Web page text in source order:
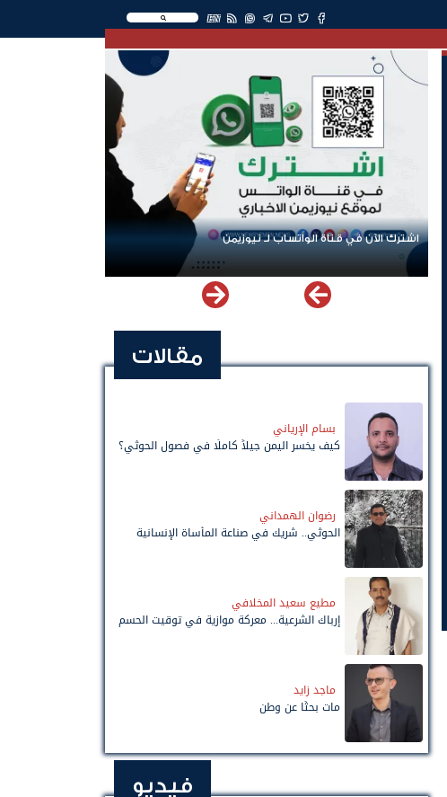
EN
اشترك الآن في قناة الواتساب لـ نيوزيمن
مقالات
بسام الإرياني
كيف يخسر اليمن جيلاً كاملًا في فصول الحوثي؟
رضوان الهمداني
الحوثي.. شريك في صناعة المأساة الإنسانية
مطيع سعيد المخلافي
إرباك الشرعية... معركة موازية في توقيت الحسم
ماجد زايد
مات بحثًا عن وطن
فيديو